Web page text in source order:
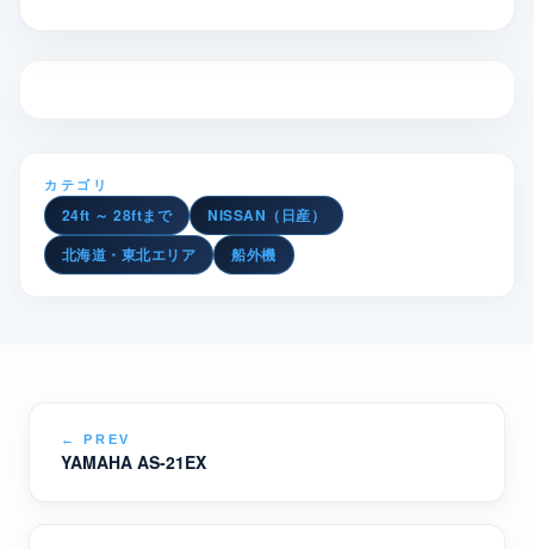
カテゴリ
24ft ～ 28ftまで
NISSAN（日産）
北海道・東北エリア
船外機
← PREV
YAMAHA AS-21EX